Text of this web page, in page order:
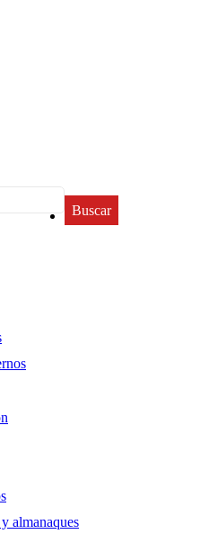
Buscar
almanaques